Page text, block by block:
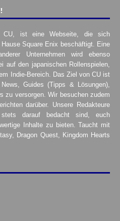
CU, ist eine Webseite, die sich
Square Enix beschäftigt. Eine
Unternehmen wird ebenso
auf den japanischen Rollenspielen,
Indie-Bereich. Das Ziel von CU ist
Guides (Tipps & Lösungen),
zu versorgen. Wir besuchen zudem
darüber. Unsere Redakteure
darauf bedacht sind, euch
Inhalte zu bieten. Taucht mit
Dragon Quest, Kingdom Hearts